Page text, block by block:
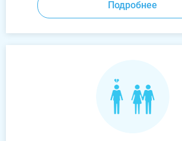
Подробнее